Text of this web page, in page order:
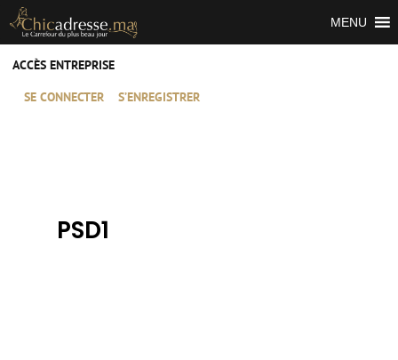
ACCÈS ENTREPRISE
S’ENREGISTRER
SE CONNECTER
MENU
PSD1